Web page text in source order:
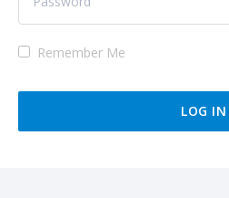
Remember Me